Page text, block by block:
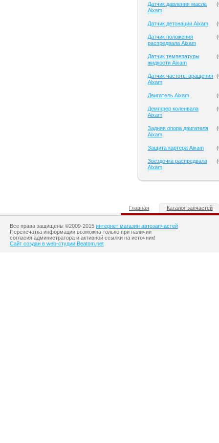
Датчик давления масла
Aixam
(
Датчик детонации Aixam (
Датчик положения
распредвала Aixam
(
Датчик температуры
жидкости Aixam
(
Датчик частоты вращения
Aixam
(
Двигатель Aixam (
Демпфер коленвала
Aixam
(
Задняя опора двигателя
Aixam
(
Защита картера Aixam (
Звездочка распредвала
Aixam
(
Главная Каталог запчастей
Все права защищены ©2009-2015 интернет магазин автозапчастей
Перепечатка информации возможна только при наличии
согласия администратора и активной ссылки на источник!
Сайт создан в web-студии Beatom.net